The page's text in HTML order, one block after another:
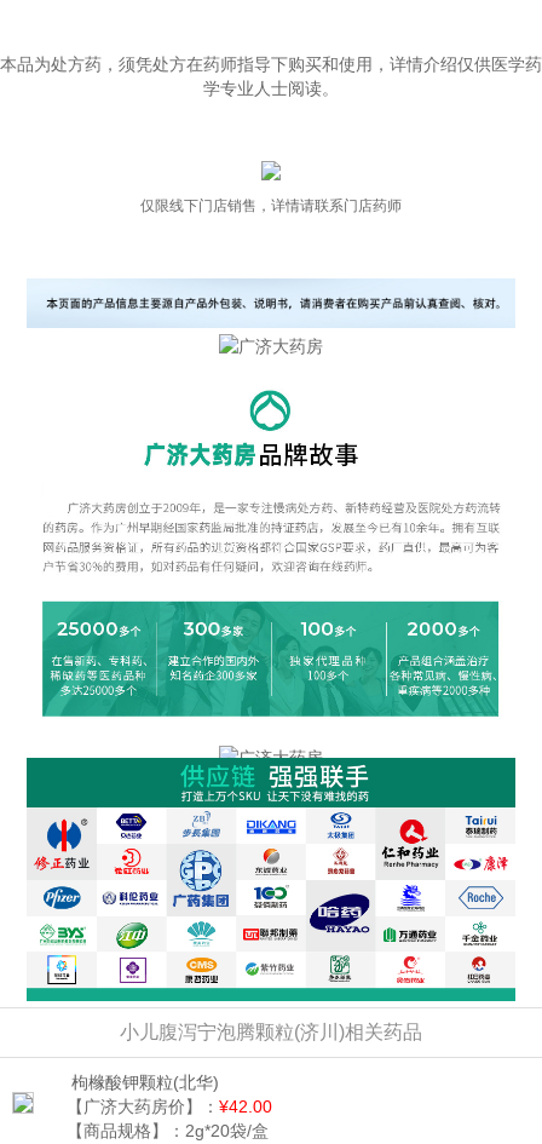
本品为处方药，须凭处方在药师指导下购买和使用，详情介绍仅供医学药
学专业人士阅读。
仅限线下门店销售，详情请联系门店药师
小儿腹泻宁泡腾颗粒(济川)相关药品
枸橼酸钾颗粒(北华)
【广济大药房价】： ¥42.00
【商品规格】： 2g*20袋/盒